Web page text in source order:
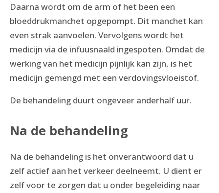
Daarna wordt om de arm of het been een
bloeddrukmanchet opgepompt. Dit manchet kan
even strak aanvoelen. Vervolgens wordt het
medicijn via de infuusnaald ingespoten. Omdat de
werking van het medicijn pijnlijk kan zijn, is het
medicijn gemengd met een verdovingsvloeistof.
De behandeling duurt ongeveer anderhalf uur.
Na de behandeling
Na de behandeling is het onverantwoord dat u
zelf actief aan het verkeer deelneemt. U dient er
zelf voor te zorgen dat u onder begeleiding naar